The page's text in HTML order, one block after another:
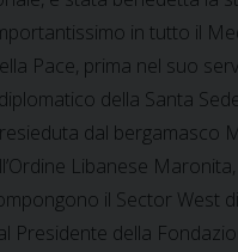
in tutto il
Pace, prima nel suo
della Santa
dal
Libanese
il Sector West
della